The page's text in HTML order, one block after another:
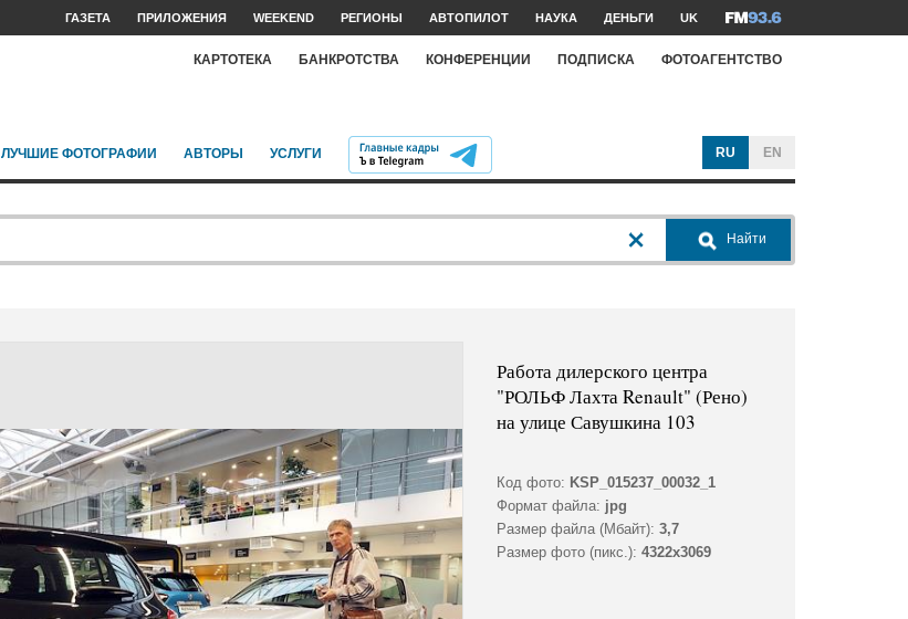
ГАЗЕТА ПРИЛОЖЕНИЯ WEEKEND РЕГИОНЫ АВТОПИЛОТ НАУКА ДЕНЬГИ UK
КАРТОТЕКА БАНКРОТСТВА КОНФЕРЕНЦИИ ПОДПИСКА ФОТОАГЕНТСТВО
ЛУЧШИЕ ФОТОГРАФИИ АВТОРЫ УСЛУГИ RU EN
Найти
Работа дилерского центра
"РОЛЬФ Лахта Renault" (Рено)
на улице Савушкина 103
Код фото: KSP_015237_00032_1
Формат файла: jpg
Размер файла (Мбайт): 3,7
Размер фото (пикс.): 4322x3069